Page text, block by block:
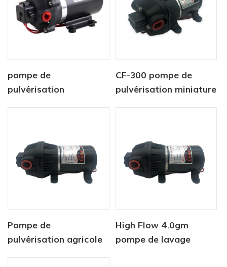
pompe de
pulvérisation
CF-300 pompe de
pulvérisation miniature
Pompe de
pulvérisation agricole
High Flow 4.0gm
pompe de lavage